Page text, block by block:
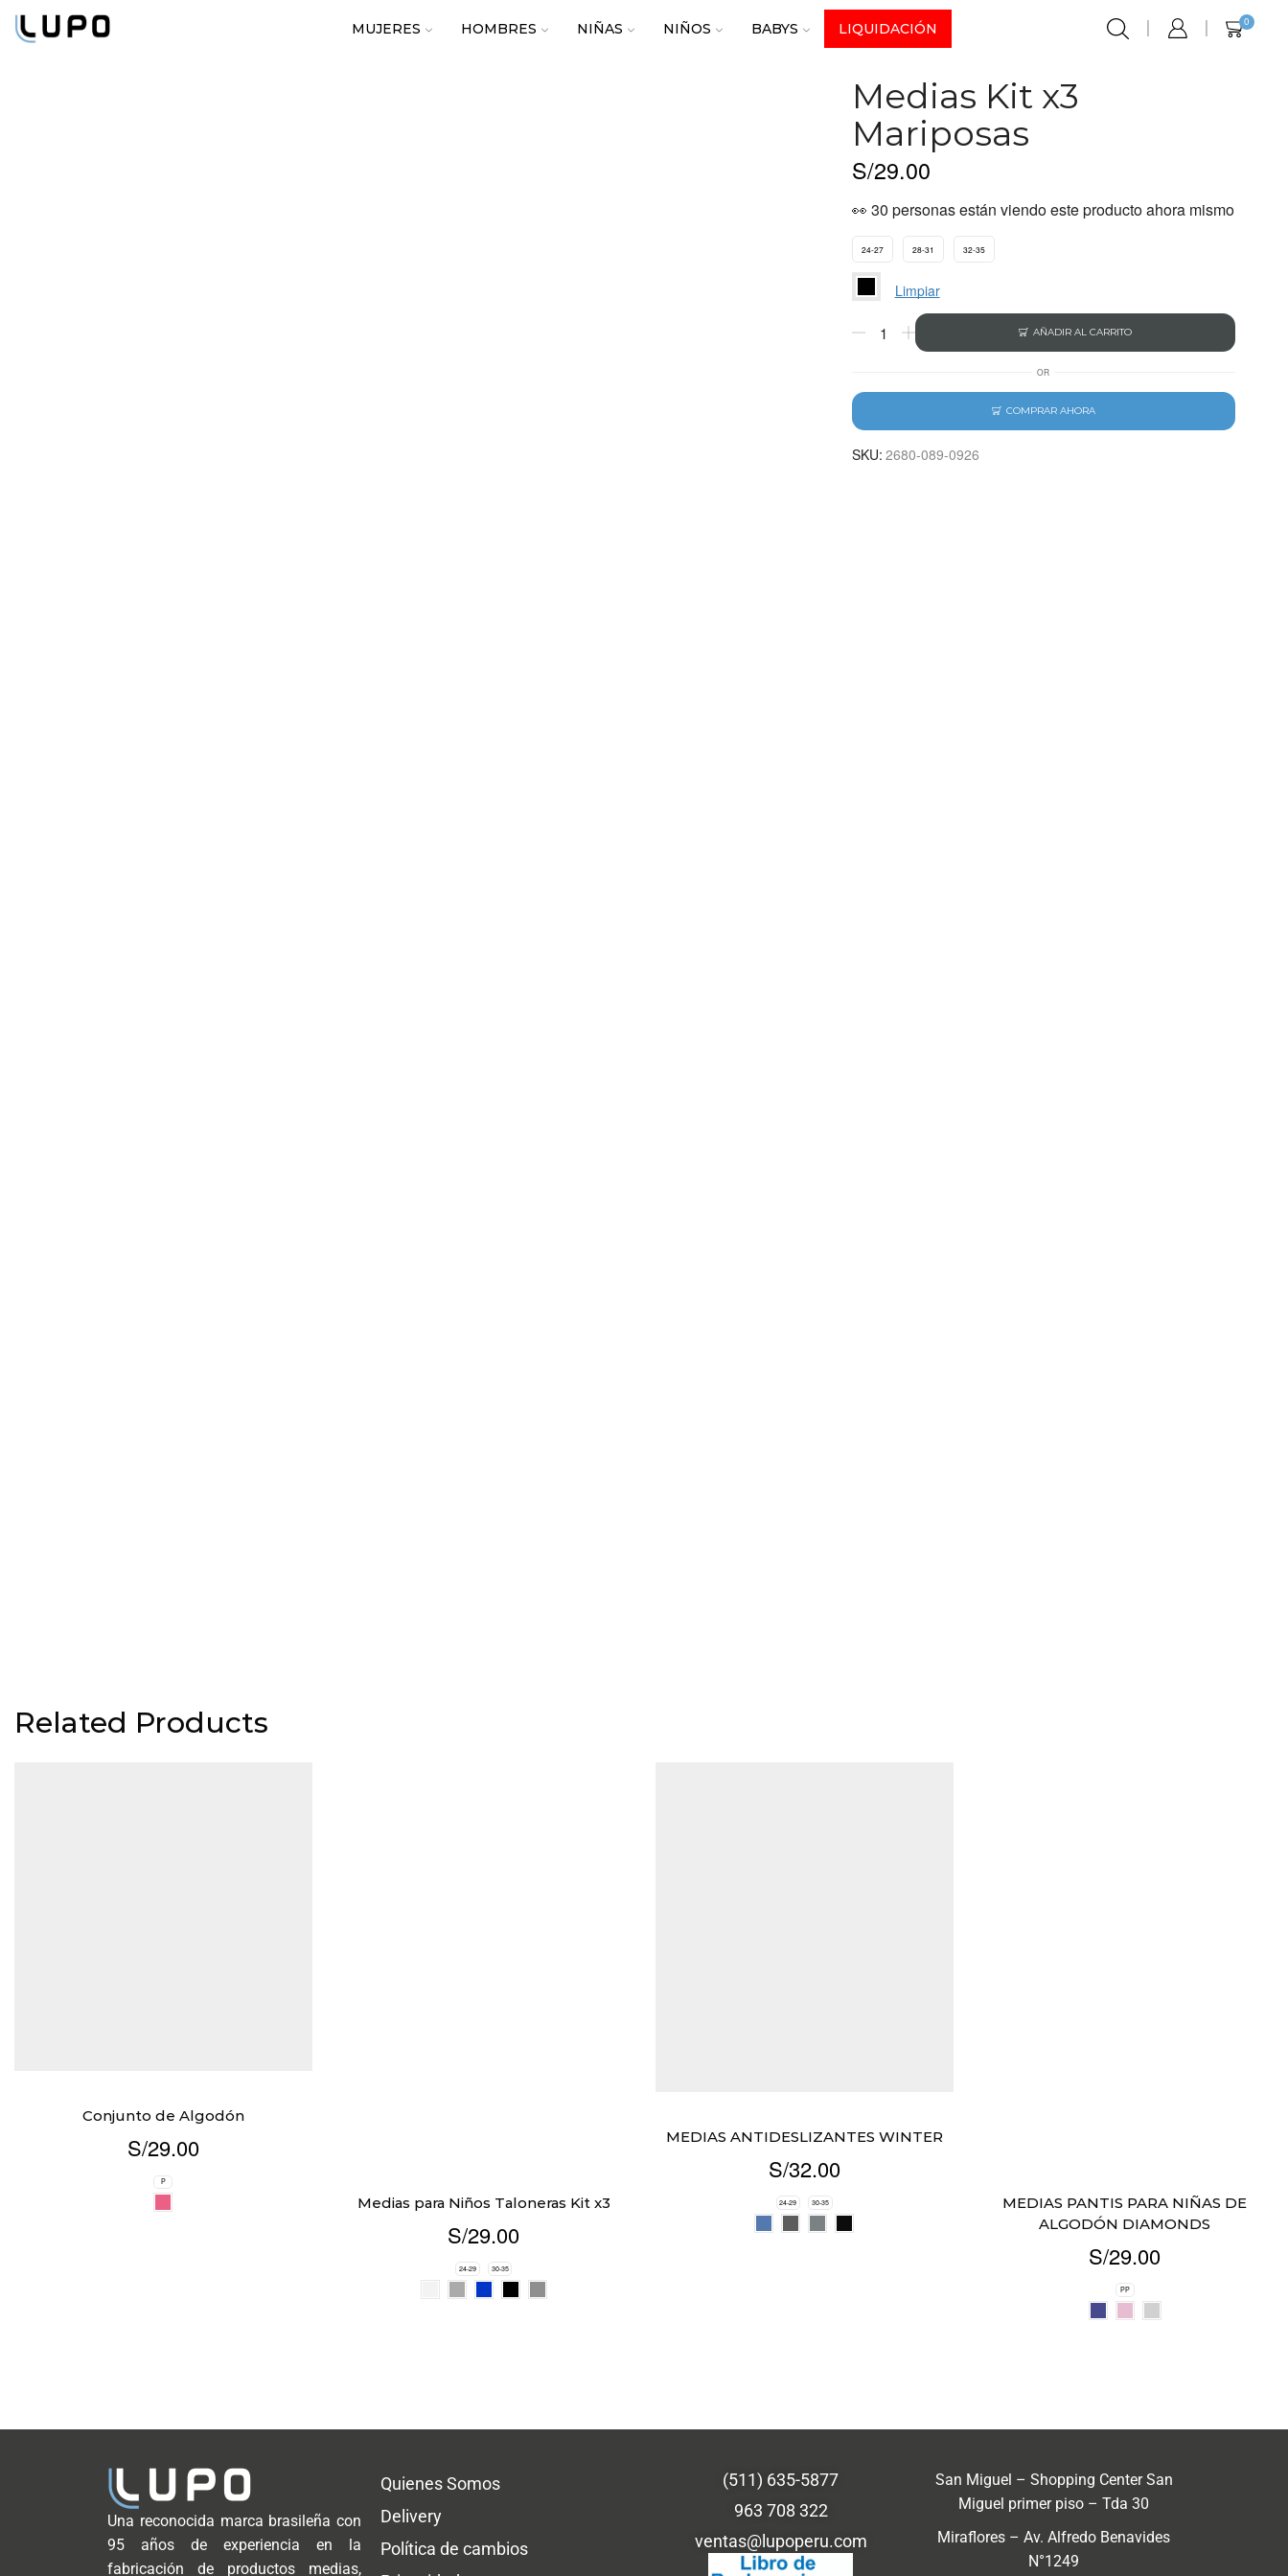
MUJERES HOMBRES NIÑAS NIÑOS BABYS LIQUIDACIÓN 0
Medias Kit x3
Mariposas
S/29.00
👀 30 personas están viendo este producto ahora mismo
24-27 28-31 32-35
Limpiar
AÑADIR AL CARRITO
OR
COMPRAR AHORA
SKU: 2680-089-0926
Related Products
Conjunto de Algodón
S/29.00
P
Medias para Niños Taloneras Kit x3
S/29.00
24-29 30-35
MEDIAS ANTIDESLIZANTES WINTER
S/32.00
24-29 30-35
MEDIAS PANTIS PARA NIÑAS DE
ALGODÓN DIAMONDS
S/29.00
PP
Una reconocida marca brasileña con
95 años de experiencia en la
fabricación de productos medias,
Quienes Somos
Delivery
Política de cambios
(511) 635-5877
963 708 322
ventas@lupoperu.com
San Miguel – Shopping Center San
Miguel primer piso – Tda 30
Miraflores – Av. Alfredo Benavides
N°1249